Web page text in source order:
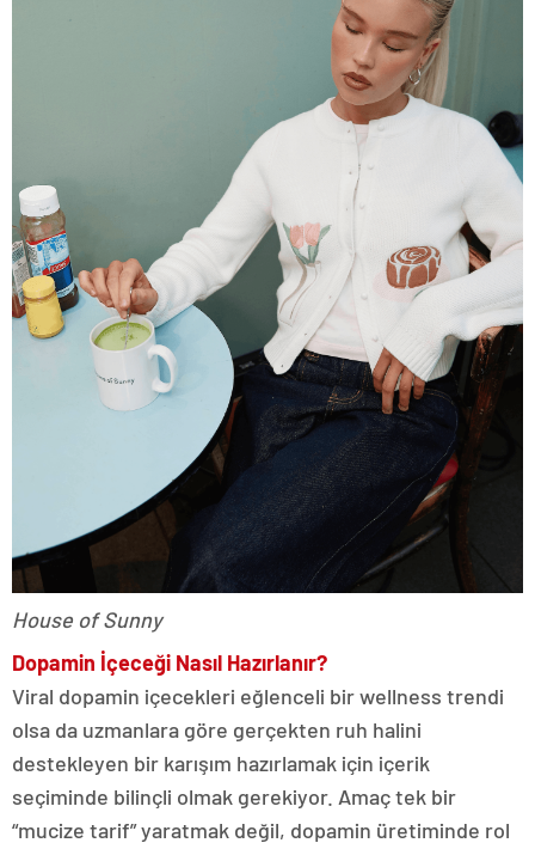
House of Sunny
Dopamin İçeceği Nasıl Hazırlanır?
Viral dopamin içecekleri eğlenceli bir wellness trendi
olsa da uzmanlara göre gerçekten ruh halini
destekleyen bir karışım hazırlamak için içerik
seçiminde bilinçli olmak gerekiyor. Amaç tek bir
“mucize tarif” yaratmak değil, dopamin üretiminde rol